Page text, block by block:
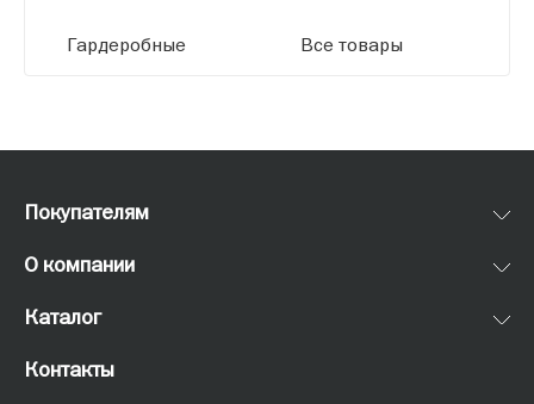
Гардеробные Все товары
Покупателям
О компании
Каталог
Контакты